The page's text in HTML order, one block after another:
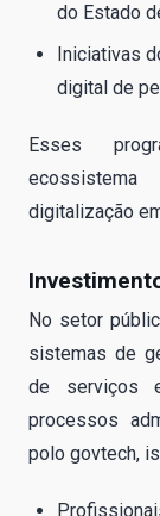
do Estado
Iniciativas
digital de
Esses
digitalização
No setor
sistemas de
de serviços
processos
polo govtech,